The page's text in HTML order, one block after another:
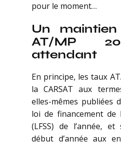
pour le moment…
Un
AT/MP
attendant
En principe, les taux
la CARSAT aux
elles-mêmes publiées
loi de financement de
(LFSS) de l’année,
début d’année aux